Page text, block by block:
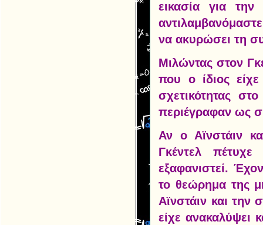
εικασία για
να ακυρώσει τη
Μιλώντας στον
που ο ίδιος
σχετικότητας
περιέγραφαν ως
Αν ο Αϊνστάιν
Γκέντελ
εξαφανιστεί.
το θεώρημα της
Αϊνστάιν και την
είχε ανακαλύψει